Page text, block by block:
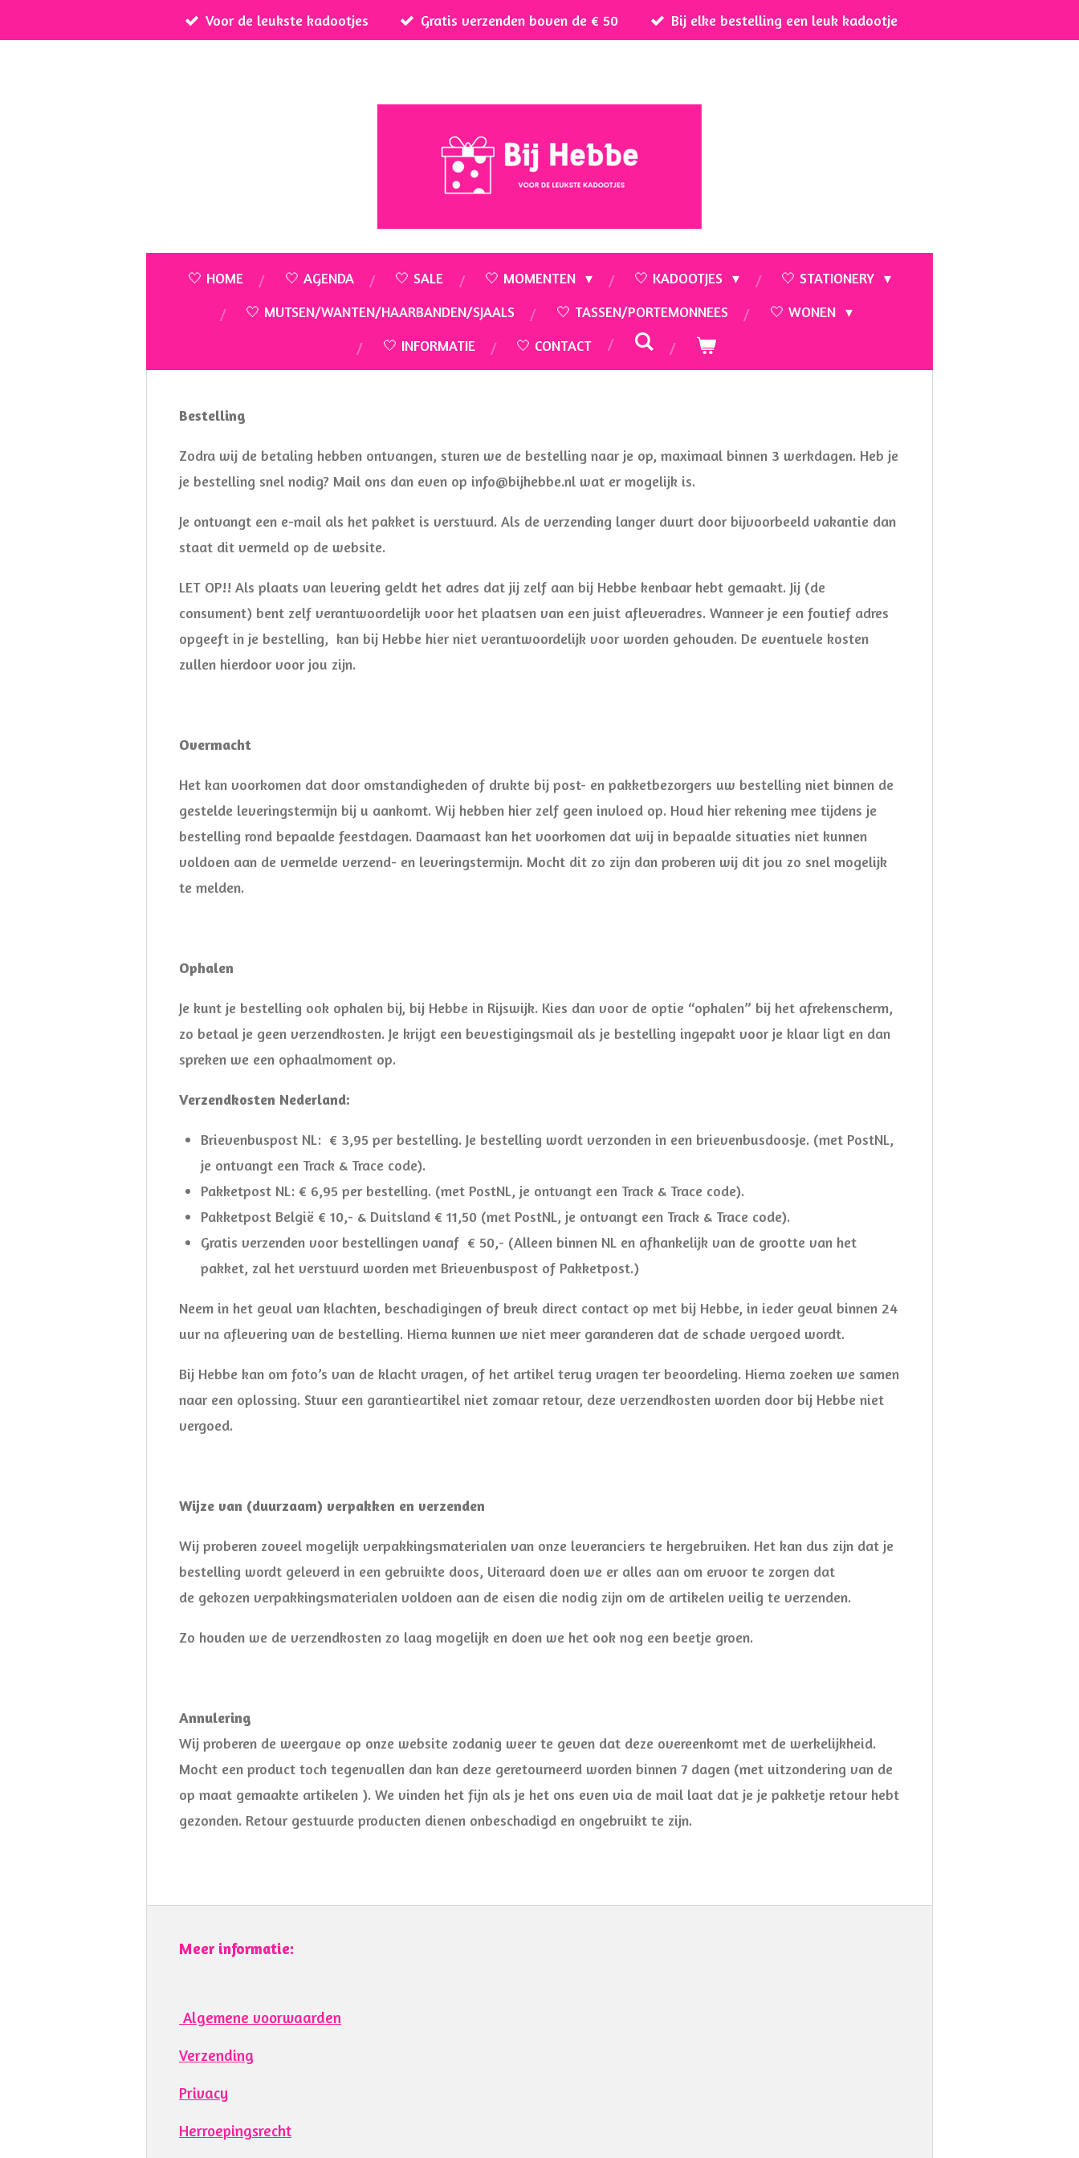
Voor de leukste kadootjes Gratis verzenden boven de € 50 Bij elke bestelling een leuk kadootje
🤍 HOME 🤍 AGENDA 🤍 SALE 🤍 MOMENTEN 🤍 KADOOTJES
🤍 STATIONERY
🤍 MUTSEN/WANTEN/HAARBANDEN/SJAALS
🤍 TASSEN/PORTEMONNEES
🤍 WONEN
🤍 INFORMATIE
🤍 CONTACT
Bestelling
Zodra wij de betaling hebben ontvangen, sturen we de bestelling naar je op, maximaal binnen 3 werkdagen. Heb je
je bestelling snel nodig? Mail ons dan even op info@bijhebbe.nl wat er mogelijk is.
Je ontvangt een e-mail als het pakket is verstuurd. Als de verzending langer duurt door bijvoorbeeld vakantie dan
staat dit vermeld op de website.
LET OP!! Als plaats van levering geldt het adres dat jij zelf aan bij Hebbe kenbaar hebt gemaakt. Jij (de
consument) bent zelf verantwoordelijk voor het plaatsen van een juist afleveradres. Wanneer je een foutief adres
opgeeft in je bestelling, kan bij Hebbe hier niet verantwoordelijk voor worden gehouden. De eventuele kosten
zullen hierdoor voor jou zijn.
Overmacht
Het kan voorkomen dat door omstandigheden of drukte bij post- en pakketbezorgers uw bestelling niet binnen de
gestelde leveringstermijn bij u aankomt. Wij hebben hier zelf geen invloed op. Houd hier rekening mee tijdens je
bestelling rond bepaalde feestdagen. Daarnaast kan het voorkomen dat wij in bepaalde situaties niet kunnen
voldoen aan de vermelde verzend- en leveringstermijn. Mocht dit zo zijn dan proberen wij dit jou zo snel mogelijk
te melden.
Ophalen
Je kunt je bestelling ook ophalen bij, bij Hebbe in Rijswijk. Kies dan voor de optie “ophalen” bij het afrekenscherm,
zo betaal je geen verzendkosten. Je krijgt een bevestigingsmail als je bestelling ingepakt voor je klaar ligt en dan
spreken we een ophaalmoment op.
Verzendkosten Nederland:
Brievenbuspost NL: € 3,95 per bestelling. Je bestelling wordt verzonden in een brievenbusdoosje. (met PostNL,
je ontvangt een Track & Trace code).
Pakketpost NL: € 6,95 per bestelling. (met PostNL, je ontvangt een Track & Trace code).
Pakketpost België € 10,- & Duitsland € 11,50 (met PostNL, je ontvangt een Track & Trace code).
Gratis verzenden voor bestellingen vanaf € 50,- (Alleen binnen NL en afhankelijk van de grootte van het
pakket, zal het verstuurd worden met Brievenbuspost of Pakketpost.)
Neem in het geval van klachten, beschadigingen of breuk direct contact op met bij Hebbe, in ieder geval binnen 24
uur na aflevering van de bestelling. Hierna kunnen we niet meer garanderen dat de schade vergoed wordt.
Bij Hebbe kan om foto’s van de klacht vragen, of het artikel terug vragen ter beoordeling. Hierna zoeken we samen
naar een oplossing. Stuur een garantieartikel niet zomaar retour, deze verzendkosten worden door bij Hebbe niet
vergoed.
Wijze van (duurzaam) verpakken en verzenden
Wij proberen zoveel mogelijk verpakkingsmaterialen van onze leveranciers te hergebruiken. Het kan dus zijn dat je
bestelling wordt geleverd in een gebruikte doos, Uiteraard doen we er alles aan om ervoor te zorgen dat
de gekozen verpakkingsmaterialen voldoen aan de eisen die nodig zijn om de artikelen veilig te verzenden.
Zo houden we de verzendkosten zo laag mogelijk en doen we het ook nog een beetje groen.
Annulering
Wij proberen de weergave op onze website zodanig weer te geven dat deze overeenkomt met de werkelijkheid.
Mocht een product toch tegenvallen dan kan deze geretourneerd worden binnen 7 dagen (met uitzondering van de
op maat gemaakte artikelen ). We vinden het fijn als je het ons even via de mail laat dat je je pakketje retour hebt
gezonden. Retour gestuurde producten dienen onbeschadigd en ongebruikt te zijn.
Meer informatie:
Algemene voorwaarden
Verzending
Privacy
Herroepingsrecht